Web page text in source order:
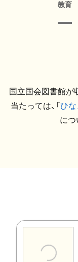
教育
国立国会図書館が
当たっては、「ひな
につ